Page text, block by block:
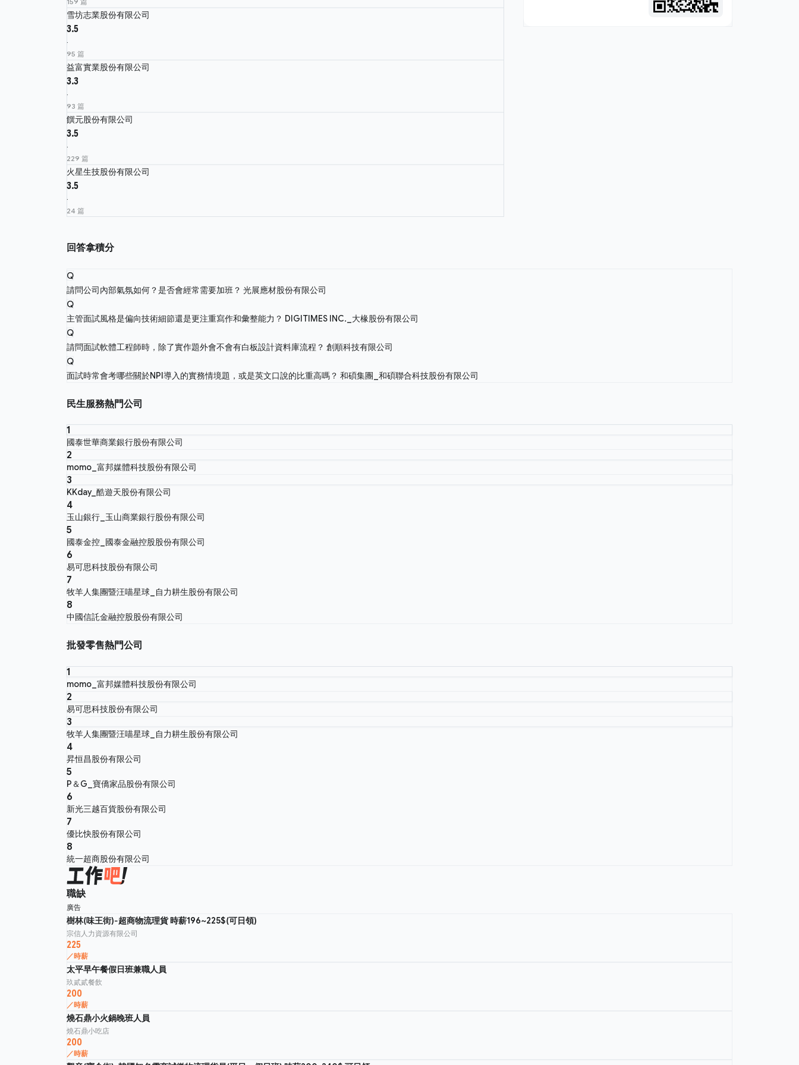
雪坊志業股份有限公司
3.5
·
95 篇
益富實業股份有限公司
3.3
·
93 篇
饌元股份有限公司
3.5
·
229 篇
火星生技股份有限公司
3.5
·
24 篇
回答拿積分
Q
請問公司內部氣氛如何？是否會經常需要加班？ 光展應材股份有限公司
Q
主管面試風格是偏向技術細節還是更注重寫作和彙整能力？ DIGITIMES INC._大椽股份有限公司
Q
請問面試軟體工程師時，除了實作題外會不會有白板設計資料庫流程？ 創順科技有限公司
Q
面試時常會考哪些關於NPI導入的實務情境題，或是英文口說的比重高嗎？ 和碩集團_和碩聯合科技股份有限公司
民生服務熱門公司
1
國泰世華商業銀行股份有限公司
2
momo_富邦媒體科技股份有限公司
3
KKday_酷遊天股份有限公司
4
玉山銀行_玉山商業銀行股份有限公司
5
國泰金控_國泰金融控股股份有限公司
6
易可思科技股份有限公司
7
牧羊人集團暨汪喵星球_自力耕生股份有限公司
8
中國信託金融控股股份有限公司
批發零售熱門公司
1
momo_富邦媒體科技股份有限公司
2
易可思科技股份有限公司
3
牧羊人集團暨汪喵星球_自力耕生股份有限公司
4
昇恒昌股份有限公司
5
P＆G_寶僑家品股份有限公司
6
新光三越百貨股份有限公司
7
優比快股份有限公司
8
統一超商股份有限公司
職缺
廣告
樹林(味王街)-超商物流理貨 時薪196~225$(可日領)
宗信人力資源有限公司
225
／時薪
太平早午餐假日班兼職人員
玖貳貳餐飲
200
／時薪
燒石鼎小火鍋晚班人員
燒石鼎小吃店
200
／時薪